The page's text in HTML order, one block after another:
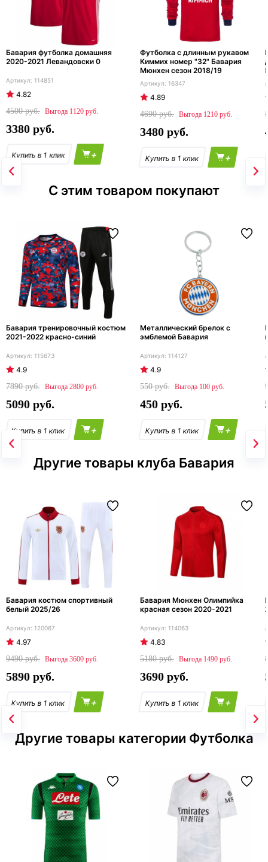
Бавария футболка домашняя
2020-2021 Левандовски 0
114851
4.82
4500
1120
3380
+
Футболка с длинным рукавом
Киммих номер "32" Бавария
Мюнхен сезон 2018/19
16347
4.89
4690
1210
3480
+
С этим товаром покупают
Бавария тренировочный костюм
2021-2022 красно-синий
115673
4.9
7890
2800
5090
+
Металлический брелок с
эмблемой Бавария
114127
4.9
550
100
450
+
Другие товары клуба Бавария
Бавария костюм спортивный
белый 2025/26
120067
4.97
9490
3600
5890
+
Бавария Мюнхен Олимпийка
красная сезон 2020-2021
114063
4.83
5180
1490
3690
+
Другие товары категории Футболка